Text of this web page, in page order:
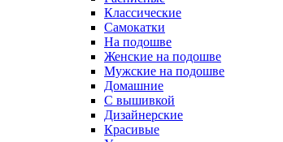
Классические
Самокатки
На подошве
Женские на подошве
Мужские на подошве
Домашние
С вышивкой
Дизайнерские
Красивые